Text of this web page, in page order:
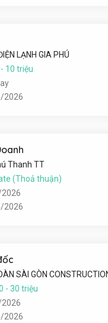
LẠNH GIA PHÚ
10 triệu
2026
Thanh TT
(Thoả thuận)
2026
SÀI GÒN
- 30 triệu
2026